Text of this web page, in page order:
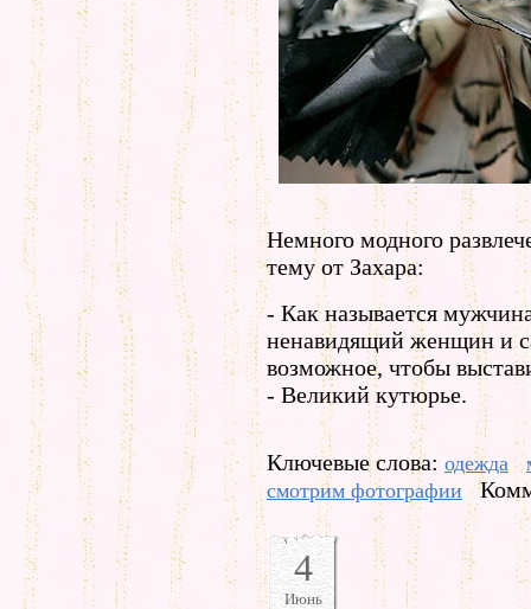
Немного модного
тему от Захара:
- Как называется
ненавидящий женщин и
возможное, чтобы
- Великий кутюрье.
Ключевые слова: одежда
смотрим фотографии
4
Июнь